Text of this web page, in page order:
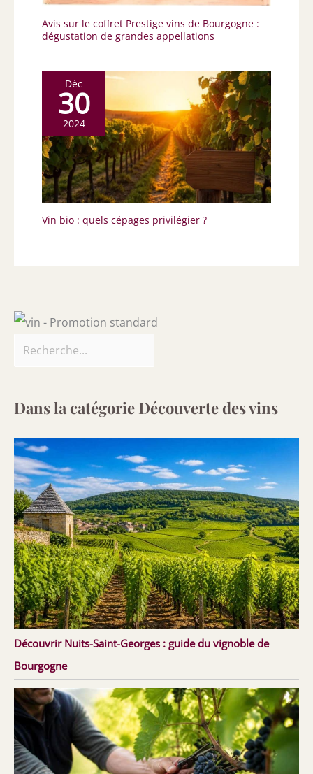
Avis sur le coffret Prestige vins de Bourgogne :
dégustation de grandes appellations
Déc
30
2024
Vin bio : quels cépages privilégier ?
Dans la catégorie Découverte des vins
Découvrir Nuits-Saint-Georges : guide du vignoble de
Bourgogne